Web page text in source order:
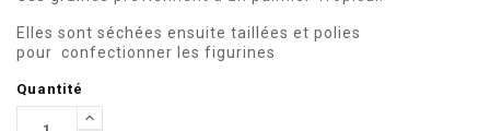
Elles sont séchées ensuite taillées et polies
pour confectionner les figurines
Quantité